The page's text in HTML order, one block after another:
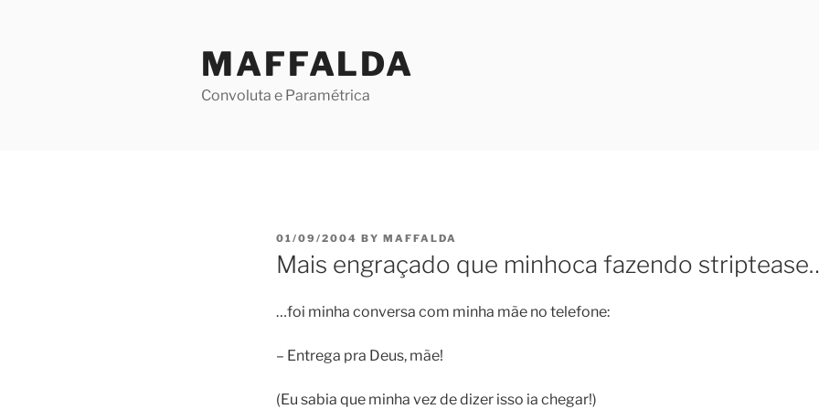
MAFFALDA
Convoluta e Paramétrica
POSTED
ON
01/09/2004 BY MAFFALDA
Mais engraçado que minhoca fazendo
…foi minha conversa com minha mãe no telefone:
– Entrega pra Deus, mãe!
(Eu sabia que minha vez de dizer isso ia chegar!)